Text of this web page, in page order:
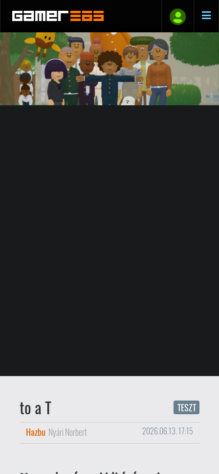
életet? Tesztlaborunkba érkező
dolgok is nagy problémákat
jelentenek. De itt nem is az a
legfontosabb, hogy mi az ami
visszatart hanem hogy hogyan